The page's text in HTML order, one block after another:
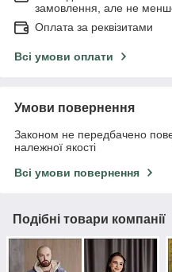
замовлення, але не
Оплата за реквізитами
Всі умови оплати
Умови повернення
Законом не передбачено
належної якості
Всі умови повернення
Подібні товари компанії